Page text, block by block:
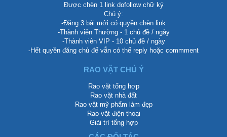
Được chèn 1 link dofollow chữ ký
Chú ý:
-Đăng 3 bài mới có quyền chèn link
-Thành viên Thường - 1 chủ đề / ngày
-Thành viên VIP - 10 chủ đề / ngày
-Hết quyền đăng chủ để vẫn có thể reply hoặc commment
RAO VẶT CHÚ Ý
Rao vặt tổng hợp
Rao vặt nhà đất
Rao vặt mỹ phẩm làm đẹp
Rao vặt điện thoại
Giải trí tổng hợp